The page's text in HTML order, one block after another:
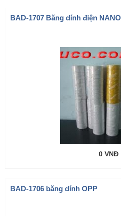
BAD-1707 Băng dính điện NANO
0 VNĐ
BAD-1706 băng dính OPP